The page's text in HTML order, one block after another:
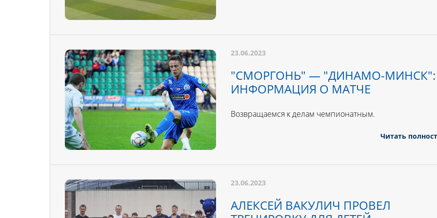
23.06.2023
"СМОРГОНЬ" — "ДИНАМО-МИНСК":
ИНФОРМАЦИЯ О МАТЧЕ
Возвращаемся к делам чемпионатным.
Читать
23.06.2023
АЛЕКСЕЙ ВАКУЛИЧ ПРОВЕЛ